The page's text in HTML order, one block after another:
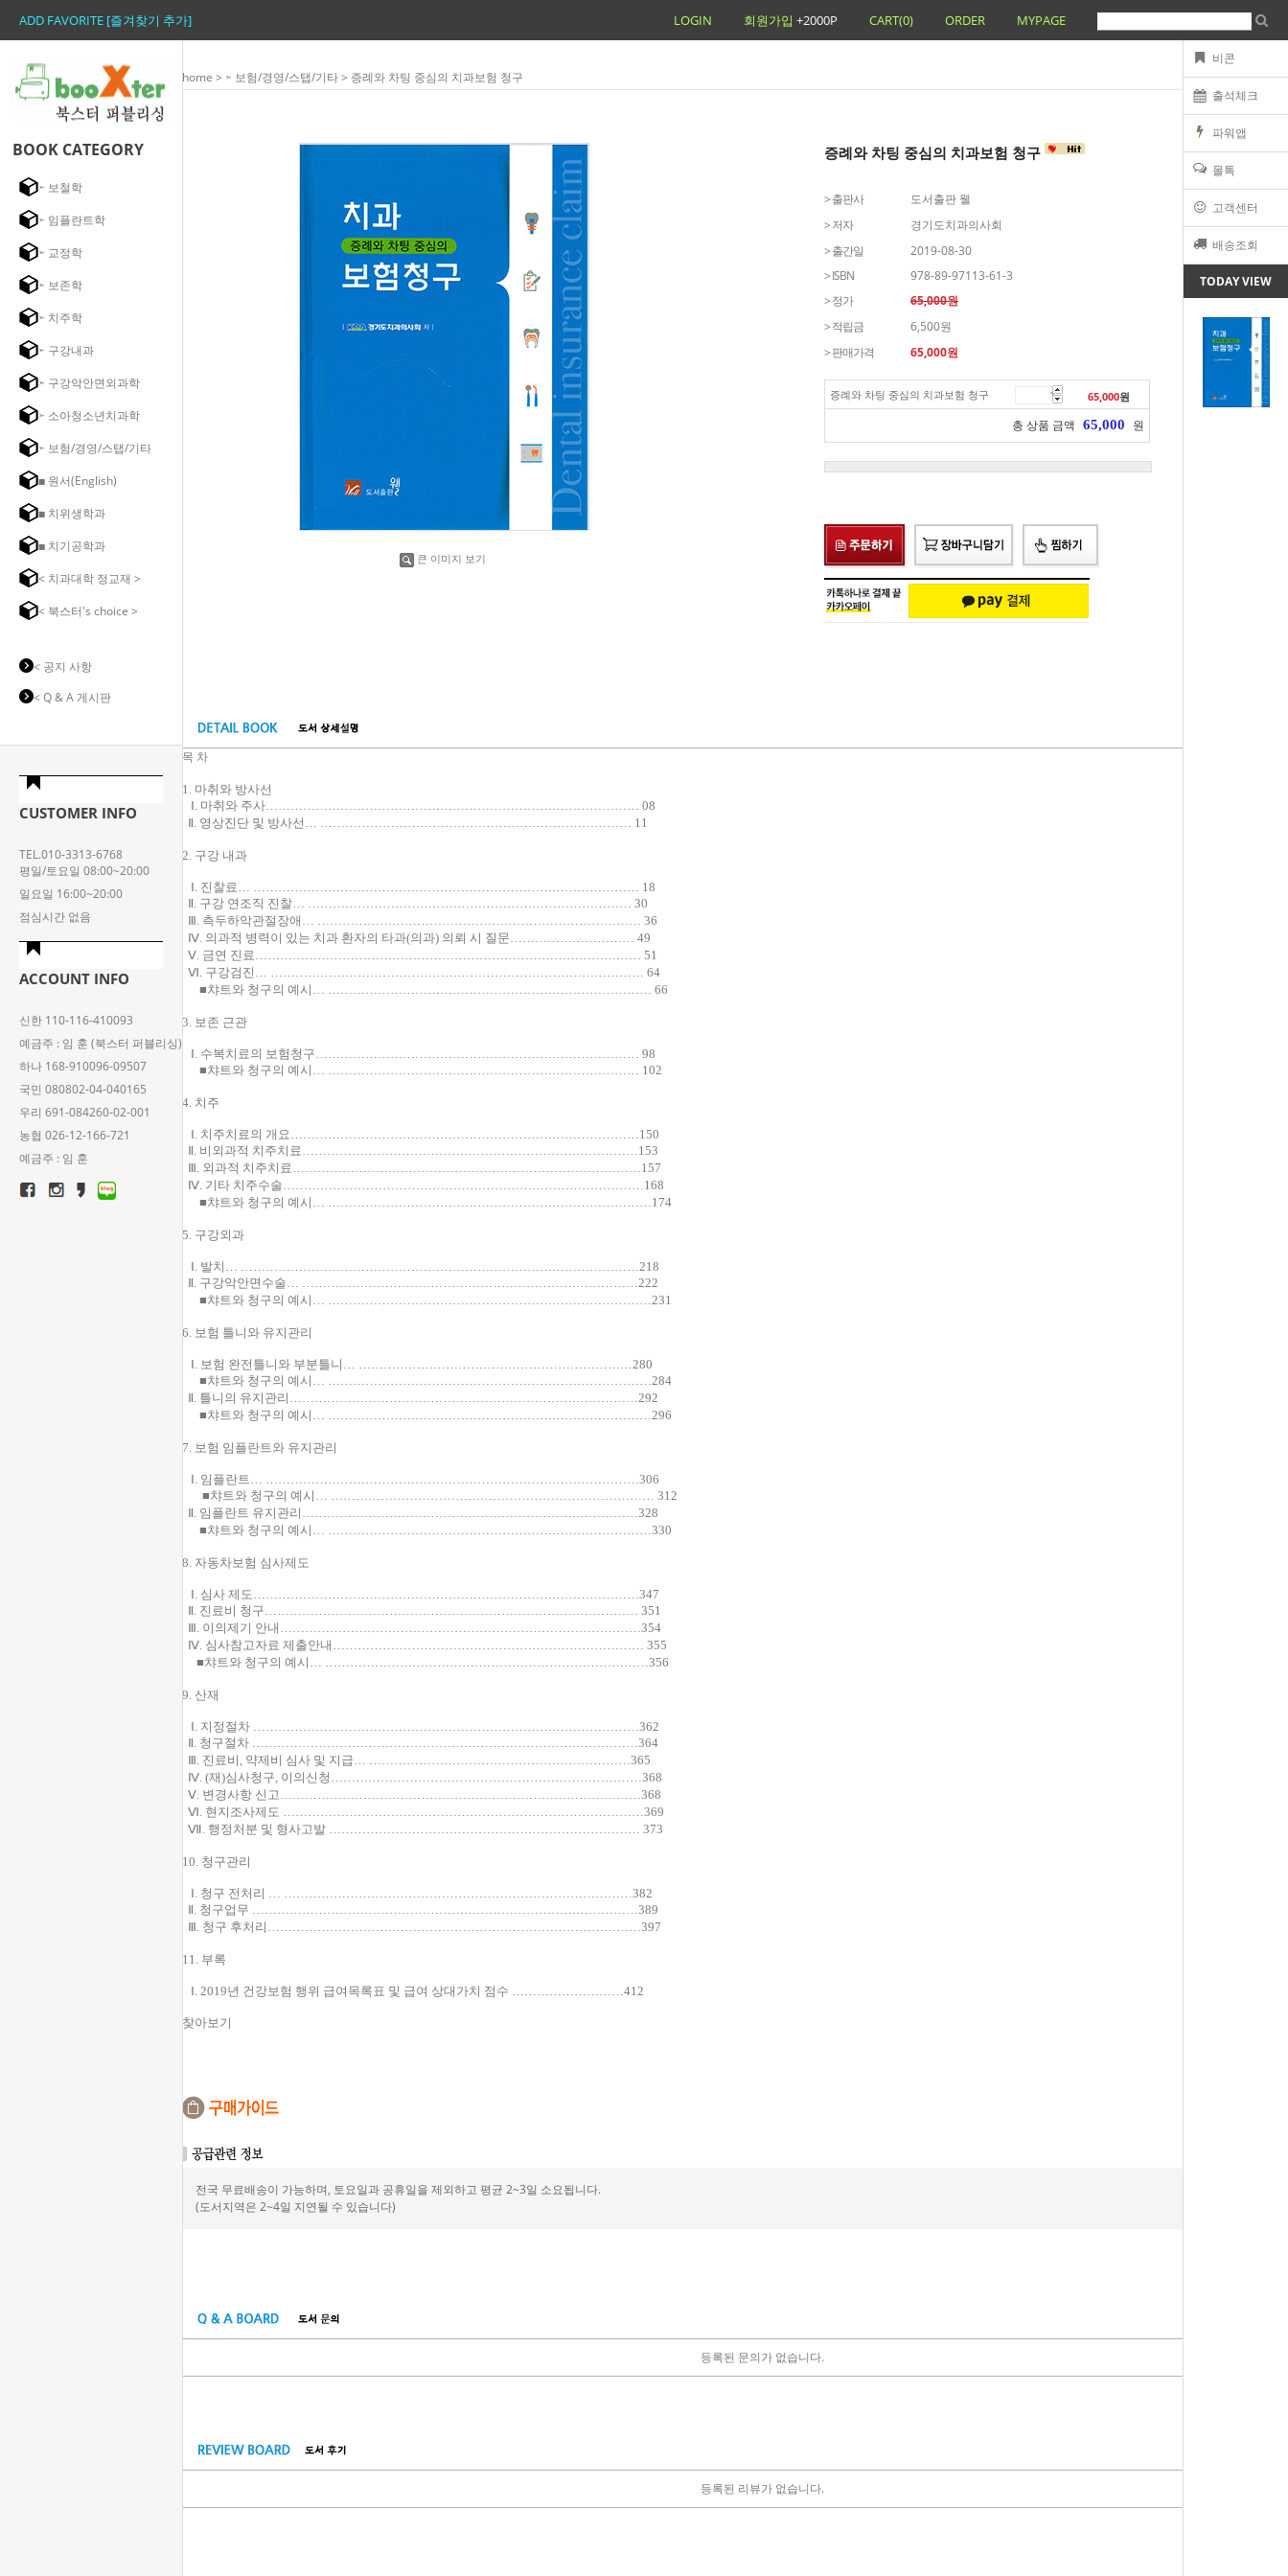
비콘
출석체크
파워앱
몰톡
고객센터
배송조회
TODAY VIEW
ADD FAVORITE [즐겨찾기 추가] LOGIN 회원가입 +2000P CART(0) ORDER MYPAGE
BOOK CATEGORY
➣ 보철학
➣ 임플란트학
➣ 교정학
➣ 보존학
➣ 치주학
➣ 구강내과
➣ 구강악안면외과학
➣ 소아청소년치과학
➣ 보험/경영/스탭/기타
◼ 원서(English)
◼ 치위생학과
◼ 치기공학과
< 치과대학 정교재 >
< 북스터's choice >
< 공지 사항
< Q & A 게시판
CUSTOMER INFO
TEL.010-3313-6768
평일/토요일 08:00~20:00
일요일 16:00~20:00
점심시간 없음
ACCOUNT INFO
신한 110-116-410093
예금주 : 임 훈 (북스터 퍼블리싱)
하나 168-910096-09507
국민 080802-04-040165
우리 691-084260-02-001
농협 026-12-166-721
예금주 : 임 훈
home > ➣ 보험/경영/스탭/기타> 증례와 차팅 중심의 치과보험 청구
큰 이미지 보기
증례와 차팅 중심의 치과보험 청구
> 출판사
도서출판 웰
> 저자
경기도치과의사회
> 출간일
2019-08-30
> ISBN
978-89-97113-61-3
> 정가
65,000원
> 적립금
6,500원
> 판매가격
65,000원
증례와 차팅 중심의 치과보험 청구 65,000원
총 상품 금액 65,000 원
목 차
1. 마취와 방사선
Ⅰ. 마취와 주사……………………………………………………………………………… 08
Ⅱ. 영상진단 및 방사선… ………………………………………………………………… 11
2. 구강 내과
Ⅰ. 진찰료… ………………………………………………………………………………… 18
Ⅱ. 구강 연조직 진찰… …………………………………………………………………… 30
Ⅲ. 측두하악관절장애… …………………………………………………………………… 36
Ⅳ. 의과적 병력이 있는 치과 환자의 타과(의과) 의뢰 시 질문………………………… 49
Ⅴ. 금연 진료………………………………………………………………………………… 51
Ⅵ. 구강검진… ……………………………………………………………………………… 64
■챠트와 청구의 예시… …………………………………………………………………… 66
3. 보존 근관
Ⅰ. 수복치료의 보험청구…………………………………………………………………… 98
■챠트와 청구의 예시… ………………………………………………………………… 102
4. 치주
Ⅰ. 치주치료의 개요…………………………………………………………………………150
Ⅱ. 비외과적 치주치료………………………………………………………………………153
Ⅲ. 외과적 치주치료…………………………………………………………………………157
Ⅳ. 기타 치주수술……………………………………………………………………………168
■챠트와 청구의 예시… ……………………………………………………………………174
5. 구강외과
Ⅰ. 발치… ……………………………………………………………………………………218
Ⅱ. 구강악안면수술… ………………………………………………………………………222
■챠트와 청구의 예시… ……………………………………………………………………231
6. 보험 틀니와 유지관리
Ⅰ. 보험 완전틀니와 부분틀니… …………………………………………………………280
■챠트와 청구의 예시… ……………………………………………………………………284
Ⅱ. 틀니의 유지관리…………………………………………………………………………292
■챠트와 청구의 예시… ……………………………………………………………………296
7. 보험 임플란트와 유지관리
Ⅰ. 임플란트… ………………………………………………………………………………306
■챠트와 청구의 예시… …………………………………………………………………… 312
Ⅱ. 임플란트 유지관리………………………………………………………………………328
■챠트와 청구의 예시… ……………………………………………………………………330
8. 자동차보험 심사제도
Ⅰ. 심사 제도…………………………………………………………………………………347
Ⅱ. 진료비 청구……………………………………………………………………………… 351
Ⅲ. 이의제기 안내……………………………………………………………………………354
Ⅳ. 심사참고자료 제출안내………………………………………………………………… 355
■챠트와 청구의 예시… ……………………………………………………………………356
9. 산재
Ⅰ. 지정절차 …………………………………………………………………………………362
Ⅱ. 청구절차 …………………………………………………………………………………364
Ⅲ. 진료비, 약제비 심사 및 지급… ………………………………………………………365
Ⅳ. (재)심사청구, 이의신청…………………………………………………………………368
Ⅴ. 변경사항 신고……………………………………………………………………………368
Ⅵ. 현지조사제도 ……………………………………………………………………………369
Ⅶ. 행정처분 및 형사고발 ………………………………………………………………… 373
10. 청구관리
Ⅰ. 청구 전처리 … …………………………………………………………………………382
Ⅱ. 청구업무 …………………………………………………………………………………389
Ⅲ. 청구 후처리………………………………………………………………………………397
11. 부록
Ⅰ. 2019년 건강보험 행위 급여목록표 및 급여 상대가치 점수 ………………………412
찾아보기
전국 무료배송이 가능하며, 토요일과 공휴일을 제외하고 평균 2~3일 소요됩니다.
(도서지역은 2~4일 지연될 수 있습니다)
등록된 문의가 없습니다.
등록된 리뷰가 없습니다.